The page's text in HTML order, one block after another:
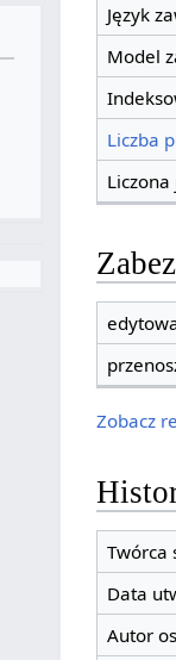
Język
Model
Liczba
Liczona
Zobacz
Twórca
Data
Autor